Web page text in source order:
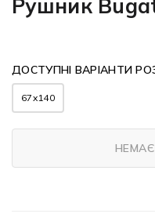
Рушник
ДОСТУПНІ ВАРІАНТИ
67x140